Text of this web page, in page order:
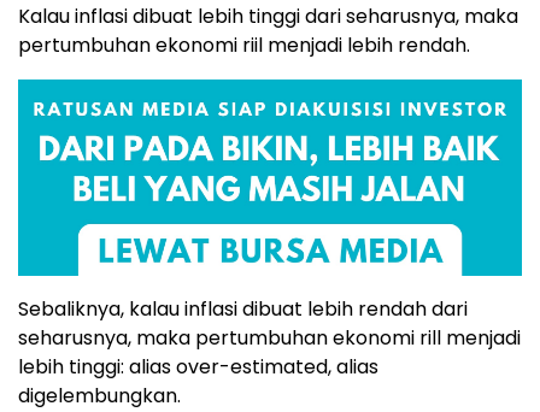
Kalau inflasi dibuat lebih tinggi dari seharusnya, maka
pertumbuhan ekonomi riil menjadi lebih rendah.
Sebaliknya, kalau inflasi dibuat lebih rendah dari
seharusnya, maka pertumbuhan ekonomi rill menjadi
lebih tinggi: alias over-estimated, alias
digelembungkan.